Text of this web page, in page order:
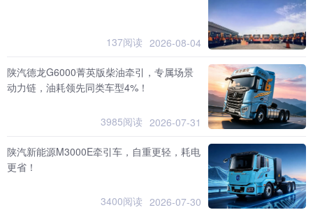
137阅读 2026-08-04
陕汽德龙G6000菁英版柴油牵引，专属场景
动力链，油耗领先同类车型4%！
3985阅读 2026-07-31
陕汽新能源M3000E牵引车，自重更轻，耗电
更省！
3400阅读 2026-07-30